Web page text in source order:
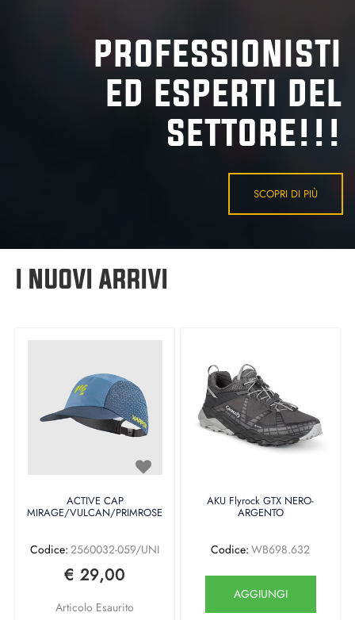
PROFESSIONISTI
ED ESPERTI DEL
SETTORE!!!
SCOPRI DI PIÙ
I NUOVI ARRIVI
ACTIVE CAP
MIRAGE/VULCAN/PRIMROSE
Codice: 2560032-059/UNI
€ 29,00
Articolo Esaurito
AKU Flyrock GTX NERO-
ARGENTO
Codice: WB698.632
AGGIUNGI